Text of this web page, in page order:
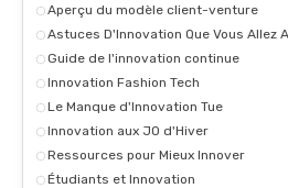
Aperçu du modèle client-venture
Astuces D'Innovation Que Vous Allez
Guide de l'innovation continue
Innovation Fashion Tech
Le Manque d'Innovation Tue
Innovation aux JO d'Hiver
Ressources pour Mieux Innover
Étudiants et Innovation